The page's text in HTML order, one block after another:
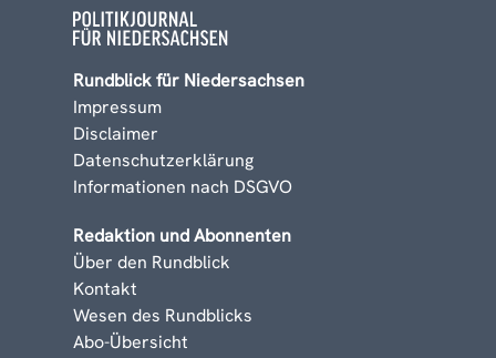
Rundblick für Niedersachsen
Impressum
Disclaimer
Datenschutzerklärung
Informationen nach DSGVO
Redaktion und Abonnenten
Über den Rundblick
Kontakt
Wesen des Rundblicks
Abo-Übersicht